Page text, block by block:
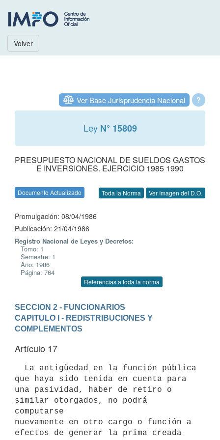
Volver
?
Ver Base Jurisprudencia Nacional
Ley N° 15809
PRESUPUESTO NACIONAL DE SUELDOS GASTOS
E INVERSIONES. EJERCICIO 1985 1990
Documento Actualizado Toda la Norma Ver Imagen del D.O.
Promulgación: 08/04/1986
Publicación: 21/04/1986
Registro Nacional de Leyes y Decretos:
Tomo: 1
Semestre: 1
Año: 1986
Página: 764
Referencias a toda la norma
SECCION 2 - FUNCIONARIOS
CAPITULO I - REDISTRIBUCIONES Y
COMPLEMENTOS
Artículo 17
que haya sido tenida en cuenta para
una pasividad, haber de retiro o
similar otorgados, no podrá
computarse
nuevamente en otro cargo o función a
efectos de generar la prima creada